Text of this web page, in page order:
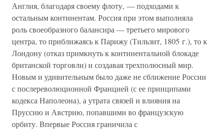
Англия, благодаря своему флоту, — подходами к
остальным континентам. Россия при этом выполняла
роль своеобразного балансира — третьего мирового
центра, то приближаясь к Парижу (Тильзит, 1805 г.), то к
Лондону (отказ примкнуть к континентальной блокаде
британской торговли) и создавая трехполюсный мир.
Новым и удивительным было даже не сближение России
с послереволюционной Францией (с ее принципами
кодекса Наполеона), а утрата связей и влияния на
Пруссию и Австрию, попавшими во французскую
орбиту. Впервые Россия граничила с